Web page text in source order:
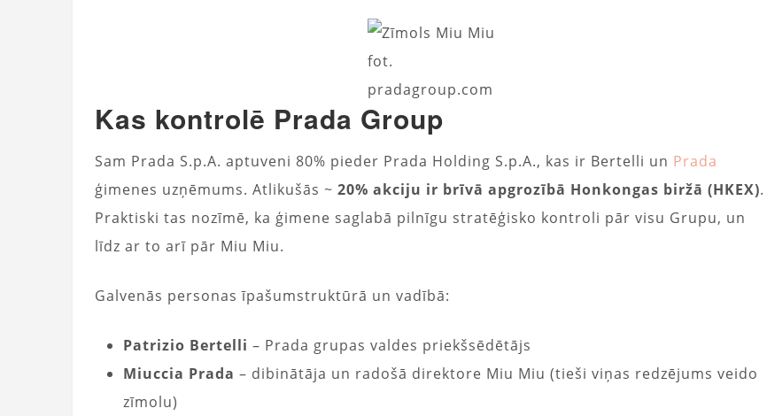
fot.
pradagroup.com
Kas kontrolē Prada Group
Sam Prada S.p.A. aptuveni 80% pieder Prada Holding S.p.A., kas ir Bertelli un Prada
ģimenes uzņēmums. Atlikušās ~ 20% akciju ir brīvā apgrozībā Honkongas biržā (HKEX).
Praktiski tas nozīmē, ka ģimene saglabā pilnīgu stratēģisko kontroli pār visu Grupu, un
līdz ar to arī pār Miu Miu.
Galvenās personas īpašumstruktūrā un vadībā:
Patrizio Bertelli – Prada grupas valdes priekšsēdētājs
Miuccia Prada – dibinātāja un radošā direktore Miu Miu (tieši viņas redzējums veido
zīmolu)